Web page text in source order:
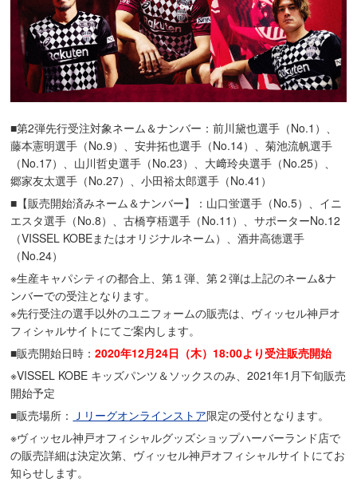
■第2弾先行受注対象ネーム＆ナンバー：前川黛也選手（No.1）、
藤本憲明選手（No.9）、安井拓也選手（No.14）、菊池流帆選手
（No.17）、山川哲史選手（No.23）、大﨑玲央選手（No.25）、
郷家友太選手（No.27）、小田裕太郎選手（No.41）
■【販売開始済みネーム＆ナンバー】：山口蛍選手（No.5）、イニ
エスタ選手（No.8）、古橋亨梧選手（No.11）、サポーターNo.12
（VISSEL KOBEまたはオリジナルネーム）、酒井高徳選手
（No.24）
※生産キャパシティの都合上、第１弾、第２弾は上記のネーム&ナ
ンバーでの受注となります。
※先行受注の選手以外のユニフォームの販売は、ヴィッセル神戸オ
フィシャルサイトにてご案内します。
■販売開始日時：2020年12月24日（木）18:00より受注販売開始
※VISSEL KOBE キッズパンツ＆ソックスのみ、2021年1月下旬販売
開始予定
■販売場所： Ｊリーグオンラインストア限定の受付となります。
※ヴィッセル神戸オフィシャルグッズショップハーバーランド店で
の販売詳細は決定次第、ヴィッセル神戸オフィシャルサイトにてお
知らせします。